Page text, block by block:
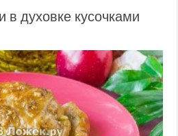
в духовке кусочками